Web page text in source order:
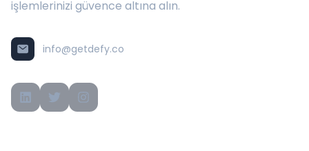
işlemlerinizi güvence altına alın.
info@getdefy.co